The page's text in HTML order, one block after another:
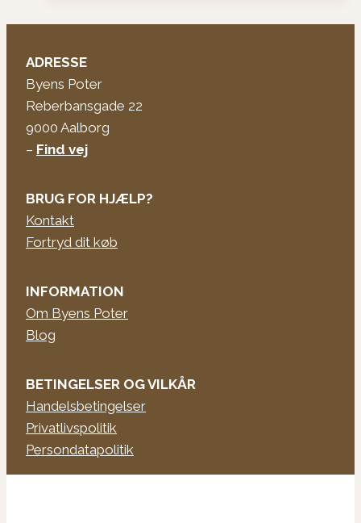
ADRESSE
Byens Poter
Reberbansgade 22
9000 Aalborg
– Find vej
BRUG FOR HJÆLP?
Kontakt
Fortryd dit køb
INFORMATION
Om Byens Poter
Blog
BETINGELSER OG VILKÅR
Handelsbetingelser
Privatlivspolitik
Persondatapolitik